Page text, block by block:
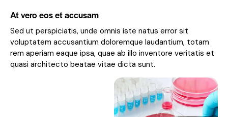
At vero eos et accusam
Sed ut perspiciatis, unde omnis iste natus error sit
voluptatem accusantium doloremque laudantium, totam
rem aperiam eaque ipsa, quae ab illo inventore veritatis et
quasi architecto beatae vitae dicta sunt.